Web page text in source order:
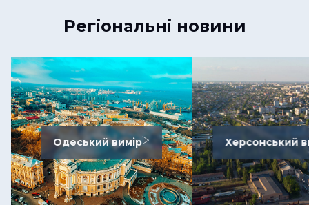
Регіональні новини
Одеський вимір Херсонський